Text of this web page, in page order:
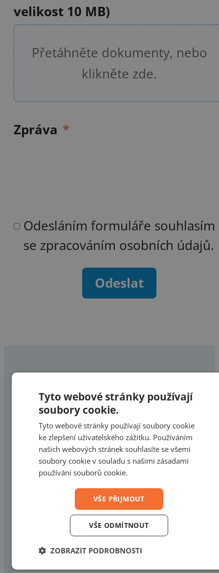
velikost 10 MB)
Přetáhněte dokumenty, nebo
klikněte zde.
Zpráva
Odesláním formuláře souhlasím
se zpracováním osobních údajů.
Odeslat
Vyberte typ okna
nebo dveří
– fixní /O– otevírací /
sklopné /OS– otevírací a sklopné
Tyto webové stránky používají
soubory cookie.
Tyto webové stránky používají soubory cookie
ke zlepšení uživatelského zážitku. Používáním
našich webových stránek souhlasíte se všemi
soubory cookie v souladu s našimi zásadami
používání souborů cookie.
VŠE PŘIJMOUT
VŠE ODMÍTNOUT
ZOBRAZIT PODROBNOSTI